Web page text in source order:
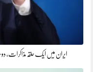
ایران میں ایک حلقہ